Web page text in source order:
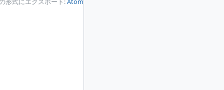
形式にエクスポート:Atom